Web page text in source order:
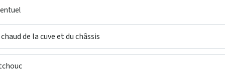
de la cuve et du châssis